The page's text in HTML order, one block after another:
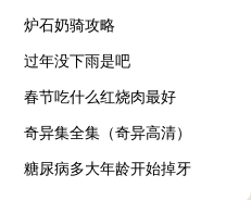
炉石奶骑攻略
过年没下雨是吧
春节吃什么红烧肉最好
奇异集全集（奇异高清）
糖尿病多大年龄开始掉牙